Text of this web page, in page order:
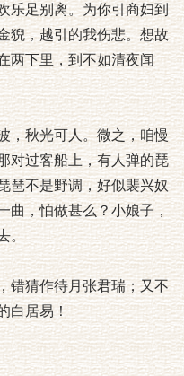
乐足别离。为你引商妇到
猊，越引的我伤悲。想故
两下里，到不如清夜闻
，秋光可人。微之，咱慢
对过客船上，有人弹的琵
琶不是野调，好似裴兴奴
曲，怕做甚么？小娘子，
。
错猜作待月张君瑞；又不
白居易！